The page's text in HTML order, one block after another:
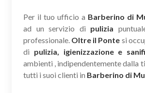
Per il tuo ufficio a Barberino di
ad un servizio di pulizia
professionale. Oltre il Ponte si
di pulizia, igienizzazione e
ambienti , indipendentemente dalla
tutti i suoi clienti in Barberino di